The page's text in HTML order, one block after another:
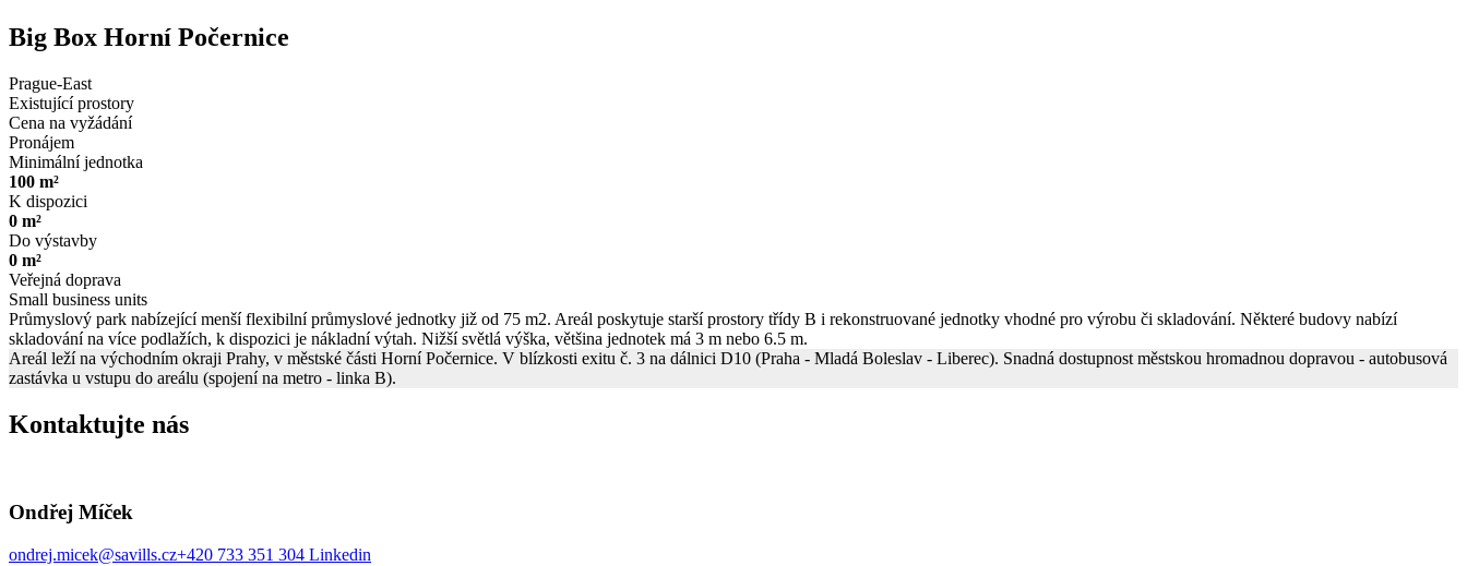
Big Box Horní Počernice
Prague-East
Existující prostory
Cena na vyžádání
Pronájem
Minimální jednotka
100 m²
K dispozici
0 m²
Do výstavby
0 m²
Veřejná doprava
Small business units
Průmyslový park nabízející menší flexibilní průmyslové jednotky již od 75 m2. Areál poskytuje starší prostory třídy B i rekonstruované jednotky vhodné pro výrobu či skladování. Některé budovy nabízí
skladování na více podlažích, k dispozici je nákladní výtah. Nižší světlá výška, většina jednotek má 3 m nebo 6.5 m.
Areál leží na východním okraji Prahy, v městské části Horní Počernice. V blízkosti exitu č. 3 na dálnici D10 (Praha - Mladá Boleslav - Liberec). Snadná dostupnost městskou hromadnou dopravou - autobusová
zastávka u vstupu do areálu (spojení na metro - linka B).
Kontaktujte nás
Ondřej Míček
ondrej.micek@savills.cz+420 733 351 304 Linkedin